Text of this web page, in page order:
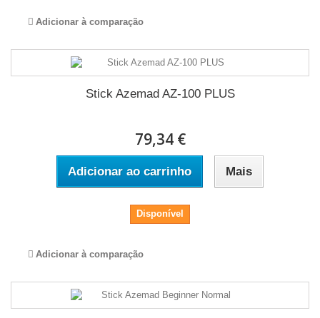
Adicionar à comparação
Stick Azemad AZ-100 PLUS
79,34 €
Adicionar ao carrinho Mais
Disponível
Adicionar à comparação